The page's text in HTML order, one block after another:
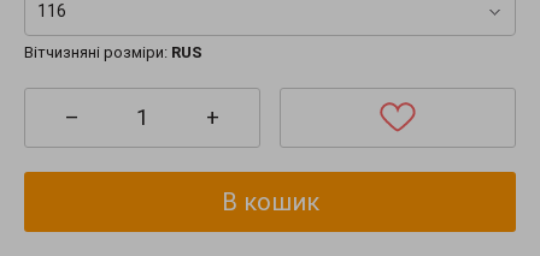
116
Вітчизняні розміри: RUS
– +
В кошик